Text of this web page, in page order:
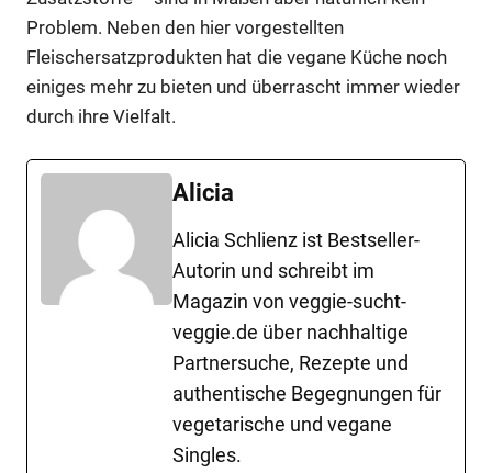
Problem. Neben den hier vorgestellten
Fleischersatzprodukten hat die vegane Küche noch
einiges mehr zu bieten und überrascht immer wieder
durch ihre Vielfalt.
Alicia
Alicia Schlienz ist Bestseller-
Autorin und schreibt im
Magazin von veggie-sucht-
veggie.de über nachhaltige
Partnersuche, Rezepte und
authentische Begegnungen für
vegetarische und vegane
Singles.